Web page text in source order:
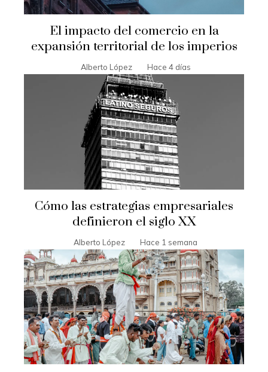
El impacto del comercio en la
expansión territorial de los imperios
Alberto López Hace 4 días
Cómo las estrategias empresariales
definieron el siglo XX
Alberto López Hace 1 semana